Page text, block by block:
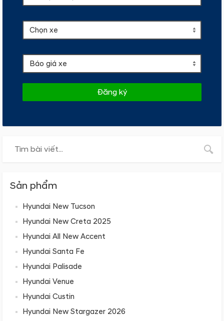
Đăng ký
Sản phẩm
Hyundai New Tucson
Hyundai New Creta 2025
Hyundai All New Accent
Hyundai Santa Fe
Hyundai Palisade
Hyundai Venue
Hyundai Custin
Hyundai New Stargazer 2026